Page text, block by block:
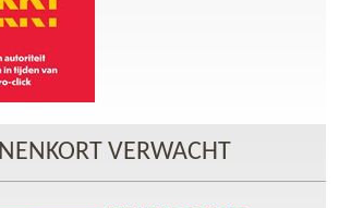
VERWACHT